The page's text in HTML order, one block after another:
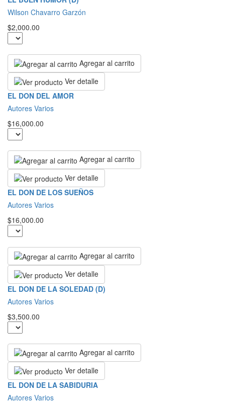
Wilson Chavarro Garzón
$2,000.00
Agregar al carrito
Ver detalle
EL DON DEL AMOR
Autores Varios
$16,000.00
Agregar al carrito
Ver detalle
EL DON DE LOS SUEÑOS
Autores Varios
$16,000.00
Agregar al carrito
Ver detalle
EL DON DE LA SOLEDAD (D)
Autores Varios
$3,500.00
Agregar al carrito
Ver detalle
EL DON DE LA SABIDURIA
Autores Varios